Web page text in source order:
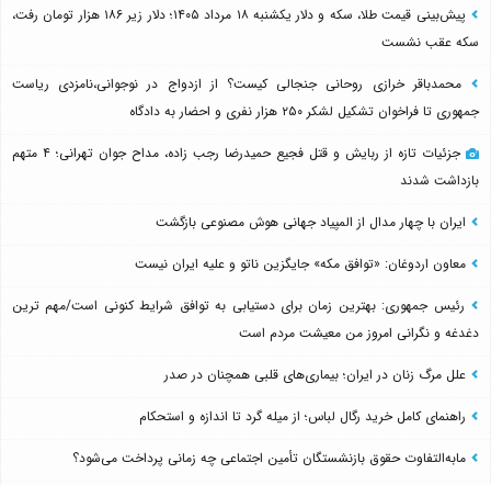
پیش‌بینی قیمت طلا، سکه و دلار یکشنبه ۱۸ مرداد ۱۴۰۵؛ دلار زیر ۱۸۶ هزار تومان رفت،
سکه عقب نشست
محمدباقر خرازی روحانی جنجالی کیست؟ از ازدواج در نوجوانی،نامزدی ریاست
جمهوری تا فراخوان تشکیل لشکر ۲۵۰ هزار نفری و احضار به دادگاه
جزئیات تازه از ربایش و قتل فجیع حمیدرضا رجب زاده، مداح جوان تهرانی؛ ۴ متهم
بازداشت شدند
ایران با چهار مدال از المپیاد جهانی هوش مصنوعی بازگشت
معاون اردوغان: «توافق مکه» جایگزین ناتو و علیه ایران نیست
رئیس جمهوری: بهترین زمان برای دستیابی به توافق شرایط کنونی است/مهم ترین
دغدغه و نگرانی امروز من معیشت مردم است
علل مرگ زنان در ایران؛ بیماری‌های قلبی همچنان در صدر
راهنمای کامل خرید رگال لباس؛ از میله گرد تا اندازه و استحکام
مابه‌التفاوت حقوق بازنشستگان تأمین اجتماعی چه زمانی پرداخت می‌شود؟